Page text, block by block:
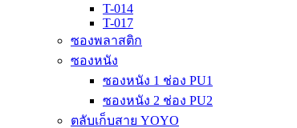
T-014
T-017
ซองพลาสติก
ซองหนัง
ซองหนัง 1 ช่อง PU1
ซองหนัง 2 ช่อง PU2
ตลับเก็บสาย YOYO